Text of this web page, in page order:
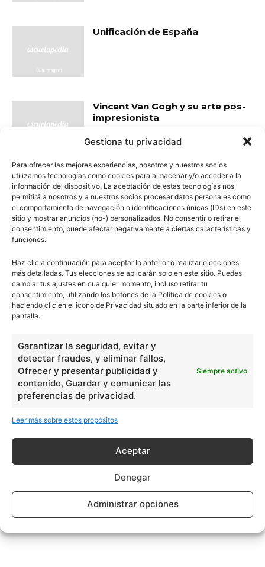
Gestiona tu privacidad
Para ofrecer las mejores experiencias, nosotros y nuestros socios
utilizamos tecnologías como cookies para almacenar y/o acceder a la
información del dispositivo. La aceptación de estas tecnologías nos
permitirá a nosotros y a nuestros socios procesar datos personales como
el comportamiento de navegación o identificaciones únicas (IDs) en este
sitio y mostrar anuncios (no-) personalizados. No consentir o retirar el
consentimiento, puede afectar negativamente a ciertas características y
funciones.
Haz clic a continuación para aceptar lo anterior o realizar elecciones
más detalladas. Tus elecciones se aplicarán solo en este sitio. Puedes
cambiar tus ajustes en cualquier momento, incluso retirar tu
consentimiento, utilizando los botones de la Política de cookies o
haciendo clic en el icono de Privacidad situado en la parte inferior de la
pantalla.
Garantizar la seguridad, evitar y
detectar fraudes, y eliminar fallos,
Ofrecer y presentar publicidad y
contenido, Guardar y comunicar las
preferencias de privacidad.
Siempre activo
Leer más sobre estos propósitos
Aceptar
Denegar
Administrar opciones
Unificación de España
Vincent Van Gogh y su arte pos-
impresionista
Visigodos en la Península Ibérica
- Publicidad -